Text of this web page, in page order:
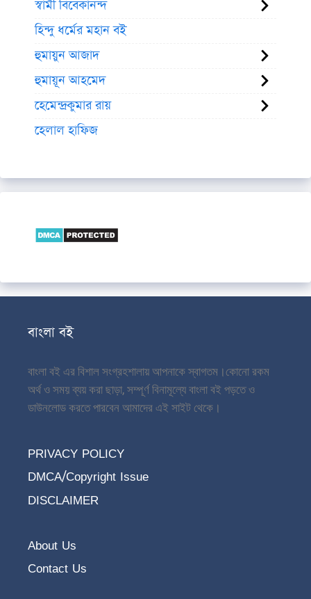
স্বামী বিবেকানন্দ
হিন্দু ধর্মের মহান বই
হুমায়ুন আজাদ
হুমায়ূন আহমেদ
হেমেন্দ্রকুমার রায়
হেলাল হাফিজ
বাংলা বই
বাংলা বই এর বিশাল সংগ্রহশালায় আপনাকে স্বাগতম।কোনো রকম
অর্থ ও সময় ব্যয় করা ছাড়া, সম্পূর্ণ বিনামূল্যে বাংলা বই পড়তে ও
ডাউনলোড করতে পারবেন আমাদের এই সাইট থেকে।
PRIVACY POLICY
DMCA/Copyright Issue
DISCLAIMER
About Us
Contact Us